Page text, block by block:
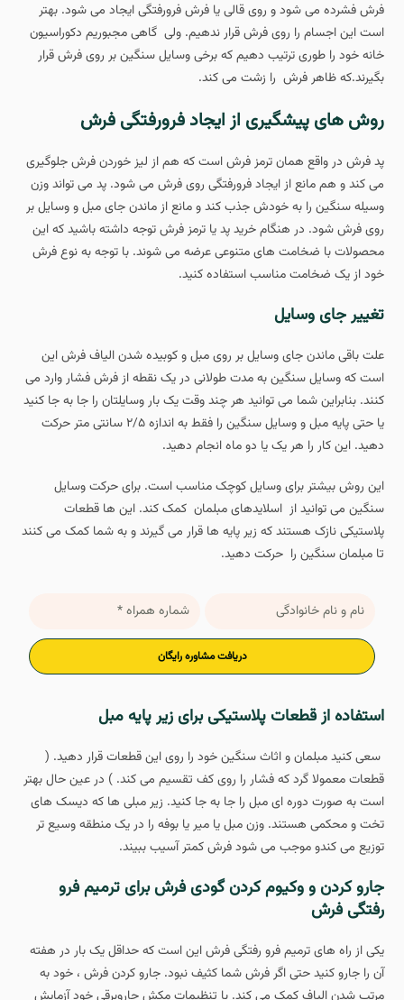
فرش فشرده می شود و روی قالی یا فرش فرورفتگی ایجاد می شود. بهتر
است این اجسام را روی فرش قرار ندهیم. ولی گاهی مجبوریم دکوراسیون
خانه خود را طوری ترتیب دهیم که برخی وسایل سنگین بر روی فرش قرار
بگیرند.که ظاهر فرش را زشت می کند.
روش های پیشگیری از ایجاد فرورفتگی فرش
پد فرش در واقع همان ترمز فرش است که هم از لیز خوردن فرش جلوگیری
می کند و هم مانع از ایجاد فرورفتگی روی فرش می شود. پد می تواند وزن
وسیله سنگین را به خودش جذب کند و مانع از ماندن جای مبل و وسایل بر
روی فرش شود. در هنگام خرید پد یا ترمز فرش توجه داشته باشید که این
محصولات با ضخامت های متنوعی عرضه می شوند. با توجه به نوع فرش
خود از یک ضخامت مناسب استفاده کنید.
تغییر جای وسایل
علت باقی ماندن جای وسایل بر روی مبل و کوبیده شدن الیاف فرش این
است که وسایل سنگین به مدت طولانی در یک نقطه از فرش فشار وارد می
کنند. بنابراین شما می توانید هر چند وقت یک بار وسایلتان را جا به جا کنید
یا حتی پایه مبل و وسایل سنگین را فقط به اندازه ۲/۵ سانتی متر حرکت
دهید. این کار را هر یک یا دو ماه انجام دهید.
این روش بیشتر برای وسایل کوچک مناسب است. برای حرکت وسایل
سنگین می توانید از اسلایدهای مبلمان کمک کند. این ها قطعات
پلاستیکی نازک هستند که زیر پایه ها قرار می گیرند و به شما کمک می کنند
تا مبلمان سنگین را حرکت دهید.
دریافت مشاوره رایگان
استفاده از قطعات پلاستیکی برای زیر پایه مبل
سعی کنید مبلمان و اثاث سنگین خود را روی این قطعات قرار دهید. (
قطعات معمولا گرد که فشار را روی کف تقسیم می کند. ) در عین حال بهتر
است به صورت دوره ای مبل را جا به جا کنید. زیر مبلی ها که دیسک های
تخت و محکمی هستند. وزن مبل یا میر یا بوفه را در یک منطقه وسیع تر
توزیع می کندو موجب می شود فرش کمتر آسیب ببیند.
جارو کردن و وکیوم کردن گودی فرش برای ترمیم فرو
رفتگی فرش
یکی از راه های ترمیم فرو رفتگی فرش این است که حداقل یک بار در هفته
آن را جارو کنید حتی اگر فرش شما کثیف نبود. جارو کردن فرش ، خود به